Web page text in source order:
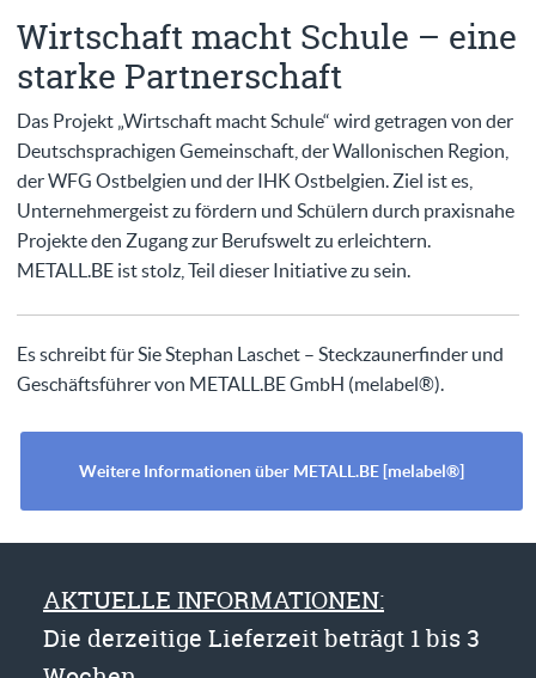
Wirtschaft macht Schule – eine
starke Partnerschaft
Das Projekt „Wirtschaft macht Schule“ wird getragen von der
Deutschsprachigen Gemeinschaft, der Wallonischen Region,
der WFG Ostbelgien und der IHK Ostbelgien. Ziel ist es,
Unternehmergeist zu fördern und Schülern durch praxisnahe
Projekte den Zugang zur Berufswelt zu erleichtern.
METALL.BE ist stolz, Teil dieser Initiative zu sein.
Es schreibt für Sie Stephan Laschet – Steckzaunerfinder und
Geschäftsführer von METALL.BE GmbH (melabel®).
Weitere Informationen über METALL.BE [melabel®]
AKTUELLE INFORMATIONEN:
Die derzeitige Lieferzeit beträgt 1 bis 3